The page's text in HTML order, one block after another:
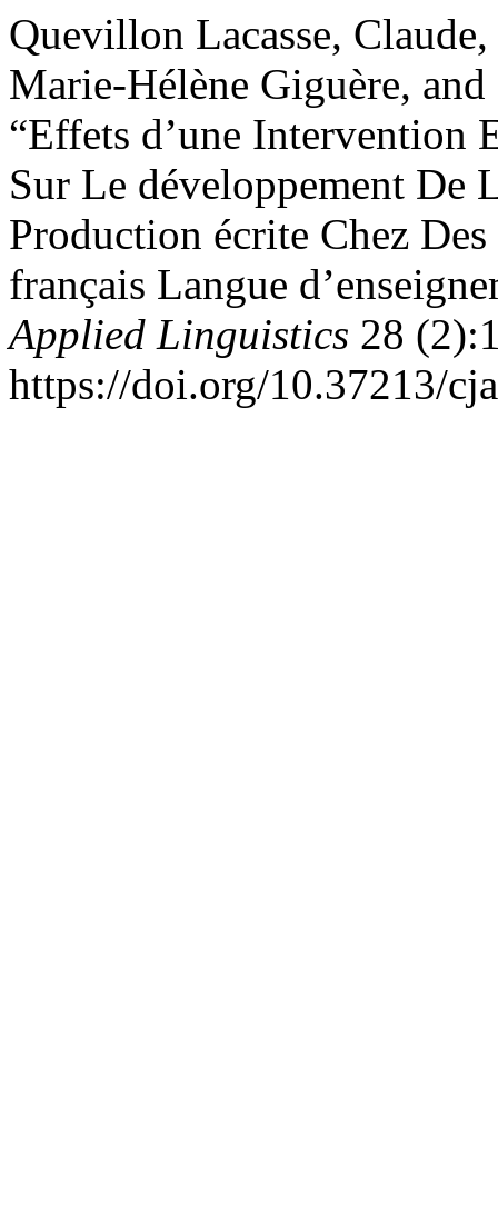
Quevillon Lacasse,
Marie-Hélène Giguère,
“Effets d’une Intervention
Sur Le développement De
Production écrite Chez
français Langue
Applied Linguistics 28
https://doi.org/10.37213/